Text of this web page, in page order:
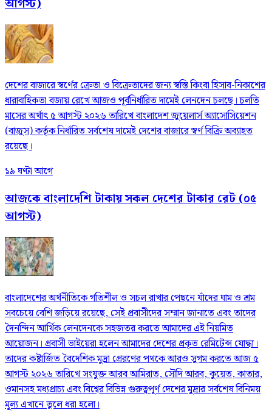
আগস্ট)
দেশের বাজারে স্বর্ণের ক্রেতা ও বিক্রেতাদের জন্য স্বস্তি কিংবা হিসাব-নিকাশের
ধারাবাহিকতা বজায় রেখে আজও পূর্বনির্ধারিত দামেই লেনদেন চলছে। চলতি
মাসের অর্থাৎ ৫ আগস্ট ২০২৬ তারিখে বাংলাদেশ জুয়েলার্স অ্যাসোসিয়েশন
(বাজুস) কর্তৃক নির্ধারিত সর্বশেষ দামেই দেশের বাজারে স্বর্ণ বিক্রি অব্যাহত
রয়েছে।
১৯ ঘণ্টা আগে
আজকে বাংলাদেশি টাকায় সকল দেশের টাকার রেট (০৫
আগস্ট)
বাংলাদেশের অর্থনীতিকে গতিশীল ও সচল রাখার পেছনে যাঁদের ঘাম ও শ্রম
সবচেয়ে বেশি জড়িয়ে রয়েছে, সেই প্রবাসীদের সম্মান জানাতে এবং তাদের
দৈনন্দিন আর্থিক লেনদেনকে সহজতর করতে আমাদের এই নিয়মিত
আয়োজন। প্রবাসী ভাইয়েরা হলেন আমাদের দেশের প্রকৃত রেমিটেন্স যোদ্ধা।
তাদের কষ্টার্জিত বৈদেশিক মুদ্রা প্রেরণের পথকে আরও সুগম করতে আজ ৫
আগস্ট ২০২৬ তারিখে সংযুক্ত আরব আমিরাত, সৌদি আরব, কুয়েত, কাতার,
ওমানসহ মধ্যপ্রাচ্য এবং বিশ্বের বিভিন্ন গুরুত্বপূর্ণ দেশের মুদ্রার সর্বশেষ বিনিময়
মূল্য এখানে তুলে ধরা হলো।